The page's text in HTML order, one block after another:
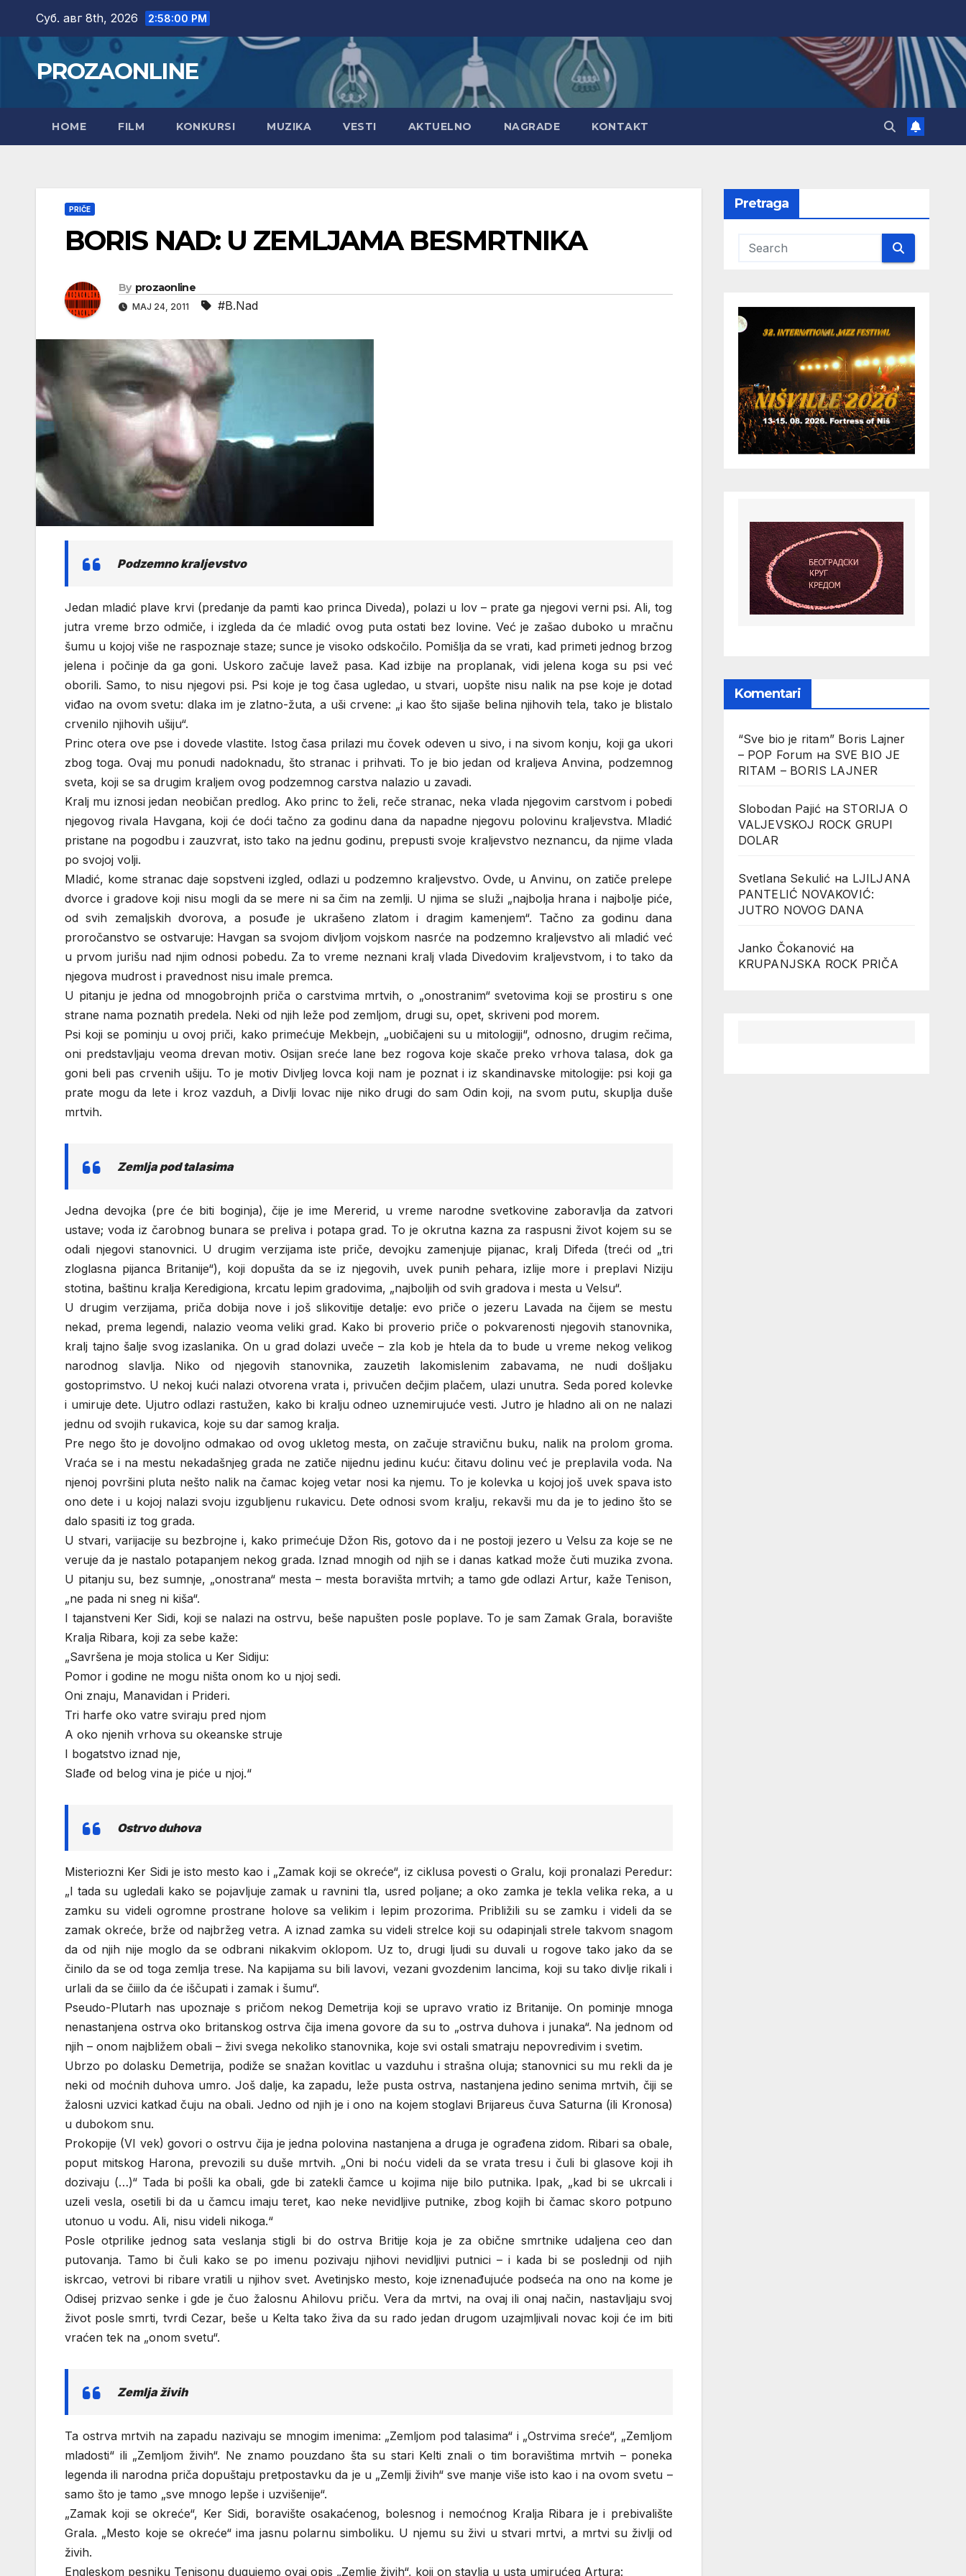
content
Суб. авг 8th, 2026 2:58:01 PM
PROZAONLINE
HOME FILM KONKURSI MUZIKA VESTI AKTUELNO NAGRADE KONTAKT
PRIČE
BORIS NAD: U ZEMLJAMA BESMRTNIKA
By prozaonline
МАЈ 24, 2011 #B.Nad
Podzemno kraljevstvo
Jedan mladić plave krvi (predanje da pamti kao princa Diveda), polazi u lov – prate ga njegovi verni psi. Ali, tog
jutra vreme brzo odmiče, i izgleda da će mladić ovog puta ostati bez lovine. Već je zašao duboko u mračnu
šumu u kojoj više ne raspoznaje staze; sunce je visoko odskočilo. Pomišlja da se vrati, kad primeti jednog brzog
jelena i počinje da ga goni. Uskoro začuje lavež pasa. Kad izbije na proplanak, vidi jelena koga su psi već
oborili. Samo, to nisu njegovi psi. Psi koje je tog časa ugledao, u stvari, uopšte nisu nalik na pse koje je dotad
viđao na ovom svetu: dlaka im je zlatno-žuta, a uši crvene: „i kao što sijaše belina njihovih tela, tako je blistalo
crvenilo njihovih ušiju“.
Princ otera ove pse i dovede vlastite. Istog časa prilazi mu čovek odeven u sivo, i na sivom konju, koji ga ukori
zbog toga. Ovaj mu ponudi nadoknadu, što stranac i prihvati. To je bio jedan od kraljeva Anvina, podzemnog
sveta, koji se sa drugim kraljem ovog podzemnog carstva nalazio u zavadi.
Kralj mu iznosi jedan neobičan predlog. Ako princ to želi, reče stranac, neka vlada njegovim carstvom i pobedi
njegovog rivala Havgana, koji će doći tačno za godinu dana da napadne njegovu polovinu kraljevstva. Mladić
pristane na pogodbu i zauzvrat, isto tako na jednu godinu, prepusti svoje kraljevstvo neznancu, da njime vlada
po svojoj volji.
Mladić, kome stranac daje sopstveni izgled, odlazi u podzemno kraljevstvo. Ovde, u Anvinu, on zatiče prelepe
dvorce i gradove koji nisu mogli da se mere ni sa čim na zemlji. U njima se služi „najbolja hrana i najbolje piće,
od svih zemaljskih dvorova, a posuđe je ukrašeno zlatom i dragim kamenjem“. Tačno za godinu dana
proročanstvo se ostvaruje: Havgan sa svojom divljom vojskom nasrće na podzemno kraljevstvo ali mladić već
u prvom jurišu nad njim odnosi pobedu. Za to vreme neznani kralj vlada Divedovim kraljevstvom, i to tako da
njegova mudrost i pravednost nisu imale premca.
U pitanju je jedna od mnogobrojnh priča o carstvima mrtvih, o „onostranim“ svetovima koji se prostiru s one
strane nama poznatih predela. Neki od njih leže pod zemljom, drugi su, opet, skriveni pod morem.
Psi koji se pominju u ovoj priči, kako primećuje Mekbejn, „uobičajeni su u mitologiji“, odnosno, drugim rečima,
oni predstavljaju veoma drevan motiv. Osijan sreće lane bez rogova koje skače preko vrhova talasa, dok ga
goni beli pas crvenih ušiju. To je motiv Divljeg lovca koji nam je poznat i iz skandinavske mitologije: psi koji ga
prate mogu da lete i kroz vazduh, a Divlji lovac nije niko drugi do sam Odin koji, na svom putu, skuplja duše
mrtvih.
Zemlja pod talasima
Jedna devojka (pre će biti boginja), čije je ime Mererid, u vreme narodne svetkovine zaboravlja da zatvori
ustave; voda iz čarobnog bunara se preliva i potapa grad. To je okrutna kazna za raspusni život kojem su se
odali njegovi stanovnici. U drugim verzijama iste priče, devojku zamenjuje pijanac, kralj Difeda (treći od „tri
zloglasna pijanca Britanije“), koji dopušta da se iz njegovih, uvek punih pehara, izlije more i preplavi Niziju
stotina, baštinu kralja Keredigiona, krcatu lepim gradovima, „najboljih od svih gradova i mesta u Velsu“.
U drugim verzijama, priča dobija nove i još slikovitije detalje: evo priče o jezeru Lavada na čijem se mestu
nekad, prema legendi, nalazio veoma veliki grad. Kako bi proverio priče o pokvarenosti njegovih stanovnika,
kralj tajno šalje svog izaslanika. On u grad dolazi uveče – zla kob je htela da to bude u vreme nekog velikog
narodnog slavlja. Niko od njegovih stanovnika, zauzetih lakomislenim zabavama, ne nudi došljaku
gostoprimstvo. U nekoj kući nalazi otvorena vrata i, privučen dečjim plačem, ulazi unutra. Seda pored kolevke
i umiruje dete. Ujutro odlazi rastužen, kako bi kralju odneo uznemirujuće vesti. Jutro je hladno ali on ne nalazi
jednu od svojih rukavica, koje su dar samog kralja.
Pre nego što je dovoljno odmakao od ovog ukletog mesta, on začuje stravičnu buku, nalik na prolom groma.
Vraća se i na mestu nekadašnjeg grada ne zatiče nijednu jedinu kuću: čitavu dolinu već je preplavila voda. Na
njenoj površini pluta nešto nalik na čamac kojeg vetar nosi ka njemu. To je kolevka u kojoj još uvek spava isto
ono dete i u kojoj nalazi svoju izgubljenu rukavicu. Dete odnosi svom kralju, rekavši mu da je to jedino što se
dalo spasiti iz tog grada.
U stvari, varijacije su bezbrojne i, kako primećuje Džon Ris, gotovo da i ne postoji jezero u Velsu za koje se ne
veruje da je nastalo potapanjem nekog grada. Iznad mnogih od njih se i danas katkad može čuti muzika zvona.
U pitanju su, bez sumnje, „onostrana“ mesta – mesta boravišta mrtvih; a tamo gde odlazi Artur, kaže Tenison,
„ne pada ni sneg ni kiša“.
I tajanstveni Ker Sidi, koji se nalazi na ostrvu, beše napušten posle poplave. To je sam Zamak Grala, boravište
Kralja Ribara, koji za sebe kaže:
„Savršena je moja stolica u Ker Sidiju:
Pomor i godine ne mogu ništa onom ko u njoj sedi.
Oni znaju, Manavidan i Prideri.
Tri harfe oko vatre sviraju pred njom
A oko njenih vrhova su okeanske struje
I bogatstvo iznad nje,
Slađe od belog vina je piće u njoj.“
Ostrvo duhova
Misteriozni Ker Sidi je isto mesto kao i „Zamak koji se okreće“, iz ciklusa povesti o Gralu, koji pronalazi Peredur:
„I tada su ugledali kako se pojavljuje zamak u ravnini tla, usred poljane; a oko zamka je tekla velika reka, a u
zamku su videli ogromne prostrane holove sa velikim i lepim prozorima. Približili su se zamku i videli da se
zamak okreće, brže od najbržeg vetra. A iznad zamka su videli strelce koji su odapinjali strele takvom snagom
da od njih nije moglo da se odbrani nikakvim oklopom. Uz to, drugi ljudi su duvali u rogove tako jako da se
činilo da se od toga zemlja trese. Na kapijama su bili lavovi, vezani gvozdenim lancima, koji su tako divlje rikali i
urlali da se čiiilo da će iščupati i zamak i šumu“.
Pseudo-Plutarh nas upoznaje s pričom nekog Demetrija koji se upravo vratio iz Britanije. On pominje mnoga
nenastanjena ostrva oko britanskog ostrva čija imena govore da su to „ostrva duhova i junaka“. Na jednom od
njih – onom najbližem obali – živi svega nekoliko stanovnika, koje svi ostali smatraju nepovredivim i svetim.
Ubrzo po dolasku Demetrija, podiže se snažan kovitlac u vazduhu i strašna oluja; stanovnici su mu rekli da je
neki od moćnih duhova umro. Još dalje, ka zapadu, leže pusta ostrva, nastanjena jedino senima mrtvih, čiji se
žalosni uzvici katkad čuju na obali. Jedno od njih je i ono na kojem stoglavi Brijareus čuva Saturna (ili Kronosa)
u dubokom snu.
Prokopije (VI vek) govori o ostrvu čija je jedna polovina nastanjena a druga je ograđena zidom. Ribari sa obale,
poput mitskog Harona, prevozili su duše mrtvih. „Oni bi noću videli da se vrata tresu i čuli bi glasove koji ih
dozivaju (…)“ Tada bi pošli ka obali, gde bi zatekli čamce u kojima nije bilo putnika. Ipak, „kad bi se ukrcali i
uzeli vesla, osetili bi da u čamcu imaju teret, kao neke nevidljive putnike, zbog kojih bi čamac skoro potpuno
utonuo u vodu. Ali, nisu videli nikoga.“
Posle otprilike jednog sata veslanja stigli bi do ostrva Britije koja je za obične smrtnike udaljena ceo dan
putovanja. Tamo bi čuli kako se po imenu pozivaju njihovi nevidljivi putnici – i kada bi se poslednji od njih
iskrcao, vetrovi bi ribare vratili u njihov svet. Avetinjsko mesto, koje iznenađujuće podseća na ono na kome je
Odisej prizvao senke i gde je čuo žalosnu Ahilovu priču. Vera da mrtvi, na ovaj ili onaj način, nastavljaju svoj
život posle smrti, tvrdi Cezar, beše u Kelta tako živa da su rado jedan drugom uzajmljivali novac koji će im biti
vraćen tek na „onom svetu“.
Zemlja živih
Ta ostrva mrtvih na zapadu nazivaju se mnogim imenima: „Zemljom pod talasima“ i „Ostrvima sreće“, „Zemljom
mladosti“ ili „Zemljom živih“. Ne znamo pouzdano šta su stari Kelti znali o tim boravištima mrtvih – poneka
legenda ili narodna priča dopuštaju pretpostavku da je u „Zemlji živih“ sve manje više isto kao i na ovom svetu –
samo što je tamo „sve mnogo lepše i uzvišenije“.
„Zamak koji se okreće“, Ker Sidi, boravište osakaćenog, bolesnog i nemoćnog Kralja Ribara je i prebivalište
Grala. „Mesto koje se okreće“ ima jasnu polarnu simboliku. U njemu su živi u stvari mrtvi, a mrtvi su življi od
živih.
Engleskom pesniku Tenisonu dugujemo ovaj opis „Zemlje živih“, koji on stavlja u usta umirućeg Artura:
Pretraga
Komentari
“Sve bio je ritam” Boris Lajner
– POP Forum на SVE BIO JE
RITAM – BORIS LAJNER
Slobodan Pajić на STORIJA O
VALJEVSKOJ ROCK GRUPI
DOLAR
Svetlana Sekulić на LJILJANA
PANTELIĆ NOVAKOVIĆ:
JUTRO NOVOG DANA
Janko Čokanović на
KRUPANJSKA ROCK PRIČA